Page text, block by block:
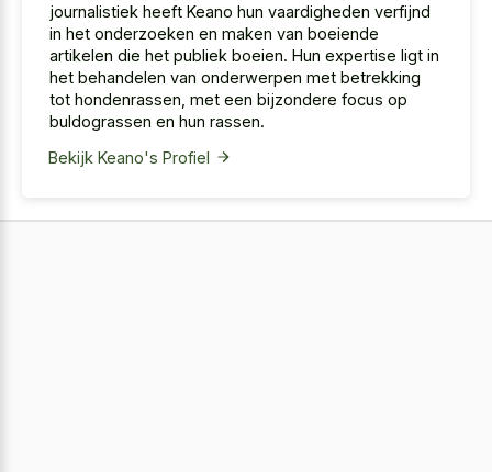
journalistiek heeft Keano hun vaardigheden verfijnd
in het onderzoeken en maken van boeiende
artikelen die het publiek boeien. Hun expertise ligt in
het behandelen van onderwerpen met betrekking
tot hondenrassen, met een bijzondere focus op
buldograssen en hun rassen.
Bekijk Keano's Profiel